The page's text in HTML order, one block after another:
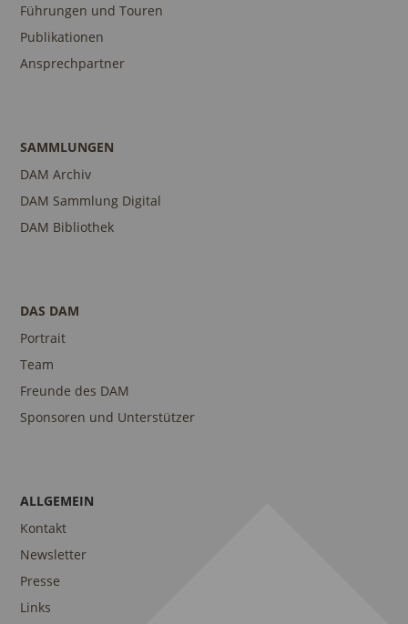
Führungen und Touren
Publikationen
Ansprechpartner
SAMMLUNGEN
DAM Archiv
DAM Sammlung Digital
DAM Bibliothek
DAS DAM
Portrait
Team
Freunde des DAM
Sponsoren und Unterstützer
ALLGEMEIN
Kontakt
Newsletter
Presse
Links